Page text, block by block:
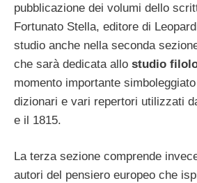
pubblicazione dei volumi dello
Fortunato Stella, editore di
studio anche nella seconda
che sarà dedicata allo studio
momento importante
dizionari e vari repertori utilizzati
e il 1815.
La terza sezione comprende
autori del pensiero europeo che